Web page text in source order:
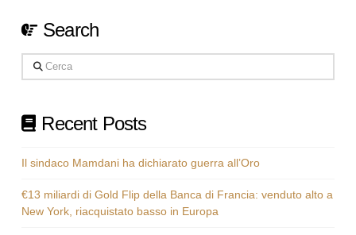
Search
Cerca
Recent Posts
Il sindaco Mamdani ha dichiarato guerra all’Oro
€13 miliardi di Gold Flip della Banca di Francia: venduto alto a
New York, riacquistato basso in Europa